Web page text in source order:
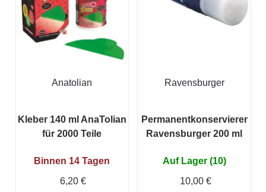
Anatolian
Kleber 140 ml AnaTolian
für 2000 Teile
Binnen 14 Tagen
6,20 €
Ravensburger
Permanentkonservierer
Ravensburger 200 ml
Auf Lager (10)
10,00 €